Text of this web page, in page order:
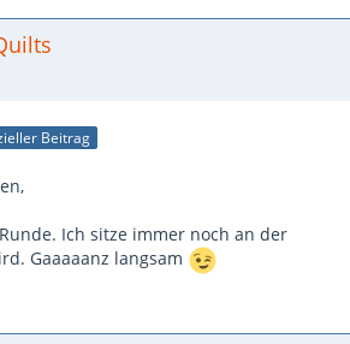
Beitrag
Ich sitze immer noch an der
Gaaaaanz langsam